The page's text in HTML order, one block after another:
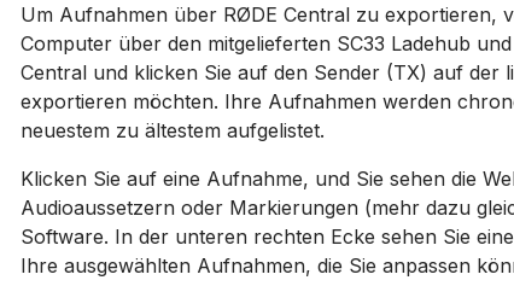
Um Aufnahmen über RØDE Central zu exportieren,
Computer über den mitgelieferten SC33 Ladehub
Central und klicken Sie auf den Sender (TX) auf der
exportieren möchten. Ihre Aufnahmen werden
neuestem zu ältestem aufgelistet.
Klicken Sie auf eine Aufnahme, und Sie sehen die
Audioaussetzern oder Markierungen (mehr dazu
Software. In der unteren rechten Ecke sehen Sie
Ihre ausgewählten Aufnahmen, die Sie anpassen